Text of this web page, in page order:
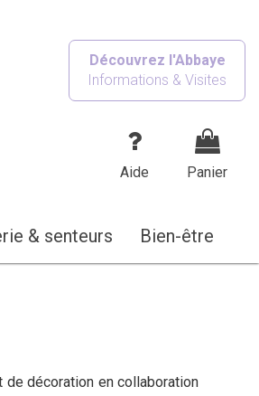
Découvrez l'Abbaye
Informations & Visites
Aide Panier
& senteurs Bien-être
décoration en collaboration